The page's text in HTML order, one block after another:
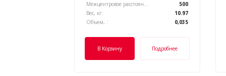
Межцентровое расстояние, :
500
Вес, кг:
10.97
Объем, :
0,035
В Корзину Подробнее